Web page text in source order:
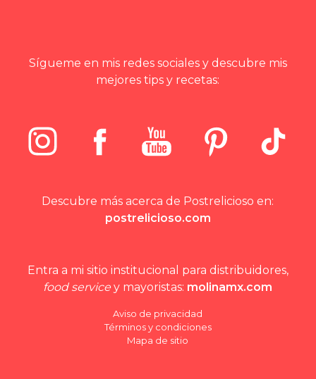
Sígueme en mis redes sociales y descubre mis
mejores tips y recetas:
Descubre más acerca de Postrelicioso en:
postrelicioso.com
Entra a mi sitio institucional para distribuidores,
food service y mayoristas: molinamx.com
Aviso de privacidad
Términos y condiciones
Mapa de sitio